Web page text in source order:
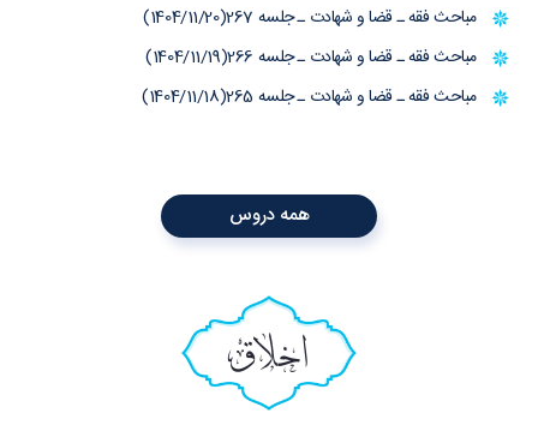
مباحث فقه ـ قضا و شهادت ـ جلسه 267(1404/11/20)
مباحث فقه ـ قضا و شهادت ـ جلسه 266(1404/11/19)
مباحث فقه ـ قضا و شهادت ـ جلسه 265(1404/11/18)
همه دروس
اخلاق